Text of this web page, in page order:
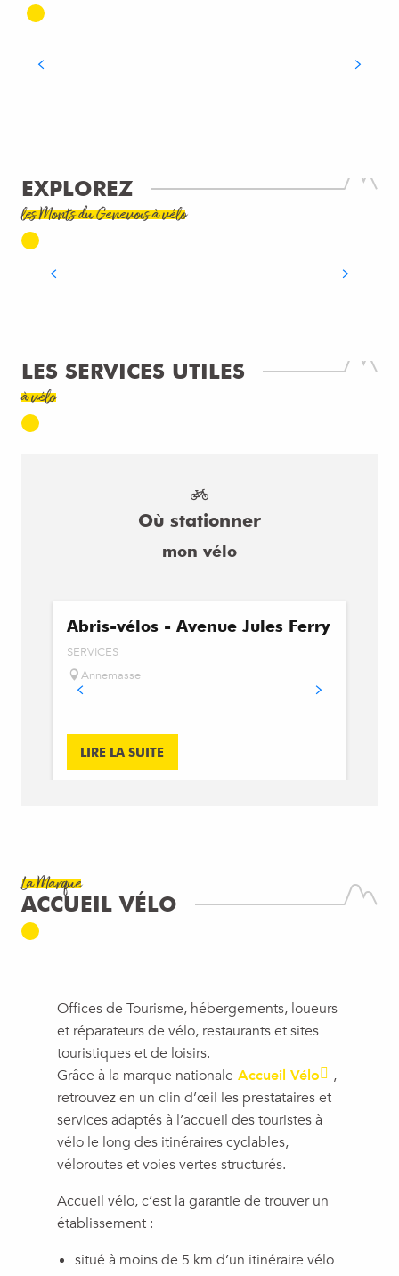
EXPLOREZ
les Monts du Genevois à vélo
LES SERVICES UTILES
à vélo
Où stationner
mon vélo
Abris-vélos - Avenue Jules Ferry
SERVICES
Annemasse
LIRE LA SUITE
La Marque
ACCUEIL VÉLO
Offices de Tourisme, hébergements, loueurs
et réparateurs de vélo, restaurants et sites
touristiques et de loisirs.
Grâce à la marque nationale Accueil Vélo
,
retrouvez en un clin d’œil les prestataires et
services adaptés à l’accueil des touristes à
vélo le long des itinéraires cyclables,
véloroutes et voies vertes structurés.
Accueil vélo, c’est la garantie de trouver un
établissement :
situé à moins de 5 km d’un itinéraire vélo